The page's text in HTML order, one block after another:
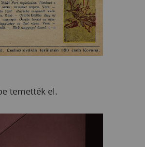
temették el.